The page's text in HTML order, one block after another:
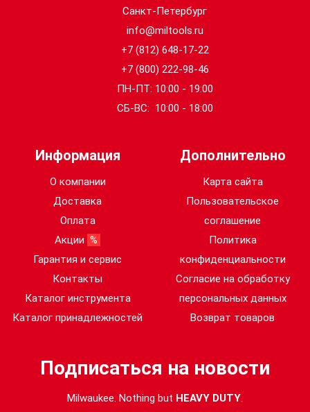
Санкт-Петербург
info@miltools.ru
+7 (812) 648-17-22
+7 (800) 222-98-46
ПН-ПТ: 10:00 - 19:00
СБ-ВС: 10:00 - 18:00
Информация
О компании
Доставка
Оплата
Акции %
Гарантия и сервис
Контакты
Каталог инструмента
Каталог принадлежностей
Дополнительно
Карта сайта
Пользовательское
соглашение
Политика
конфиденциальности
Согласие на обработку
персональных данных
Возврат товаров
Подписаться на новости
Milwaukee. Nothing but HEAVY DUTY.